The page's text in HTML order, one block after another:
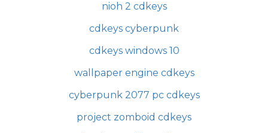
nioh 2 cdkeys
cdkeys cyberpunk
cdkeys windows 10
wallpaper engine cdkeys
cyberpunk 2077 pc cdkeys
project zomboid cdkeys